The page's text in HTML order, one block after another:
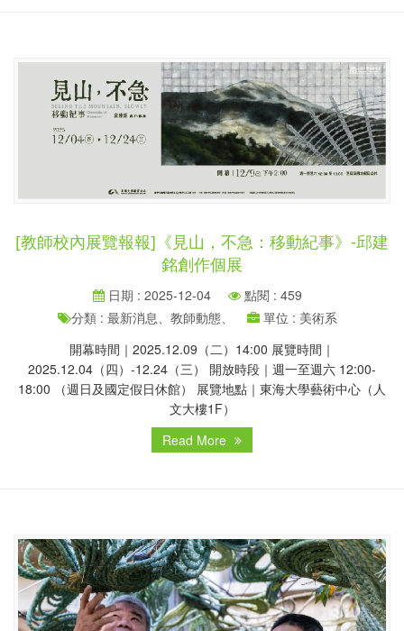
[教師校內展覽報報]《見山，不急：移動紀事》-邱建
銘創作個展
日期 : 2025-12-04
點閱 : 459
分類 : 最新消息、教師動態、
單位 : 美術系
開幕時間｜2025.12.09（二）14:00 展覽時間｜
2025.12.04（四）-12.24（三） 開放時段｜週一至週六 12:00-
18:00 （週日及國定假日休館） 展覽地點｜東海大學藝術中心（人
文大樓1F）
Read More